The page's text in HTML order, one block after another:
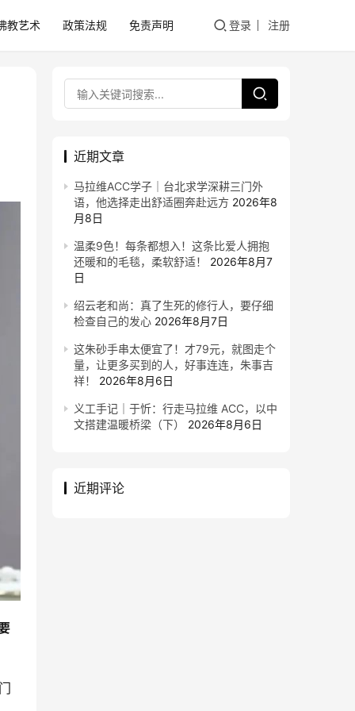
教艺术 政策法规 免责声明 登录 注册
近期文章
马拉维ACC学子｜台北求学深耕三门外
语，他选择走出舒适圈奔赴远方 2026年8
月8日
温柔9色！每条都想入！这条比爱人拥抱
还暖和的毛毯，柔软舒适！
2026年8月7
日
绍云老和尚：真了生死的修行人，要仔细
检查自己的发心 2026年8月7日
这朱砂手串太便宜了！才79元，就图走个
量，让更多买到的人，好事连连，朱事吉
祥！
2026年8月6日
义工手记｜于忻：行走马拉维 ACC，以中
文搭建温暖桥梁（下）
2026年8月6日
近期评论